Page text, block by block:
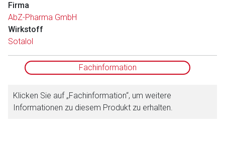
Firma
AbZ-Pharma GmbH
Wirkstoff
Sotalol
Fachinformation
Klicken Sie auf „Fachinformation“, um weitere
Informationen zu diesem Produkt zu erhalten.
Aufruf einer externen Seite
Der von Ihnen aufgerufene Link öffnet eine externe Web-
Seite. Für die Inhalte der externen Web-Seite ist deren
Datenschutzbestimmungen.